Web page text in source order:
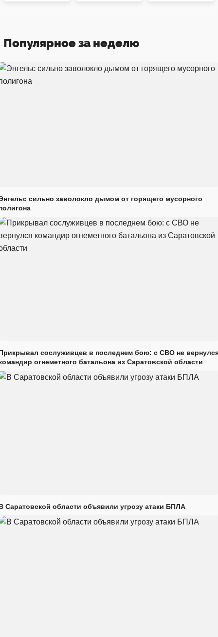
Популярное за неделю
сильно заволокло дымом от горящего мусорного
сослуживцев в последнем бою: с СВО не
огнеметного батальона из Саратовской области
Саратовской области объявили угрозу атаки БПЛА